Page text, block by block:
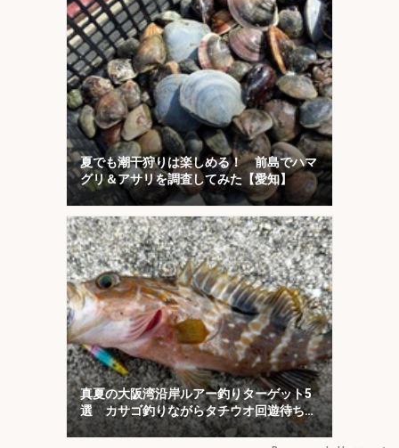
夏でも潮干狩りは楽しめる！ 前島でハマ
グリ＆アサリを調査してみた【愛知】
真夏の大阪湾沿岸ルアー釣りターゲット5
選 カサゴ釣りながらタチウオ回遊待ちが
オススメ？